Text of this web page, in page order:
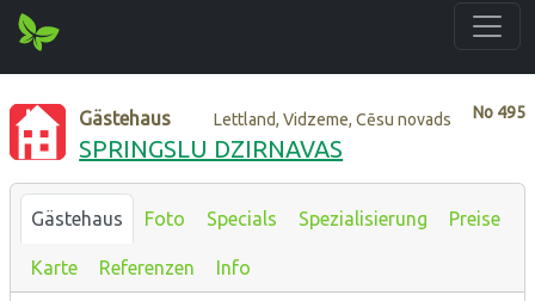
No 495
Gästehaus Lettland, Vidzeme, Cēsu novads
SPRINGSLU DZIRNAVAS
Gästehaus Foto Specials Spezialisierung Preise
Karte Referenzen Info